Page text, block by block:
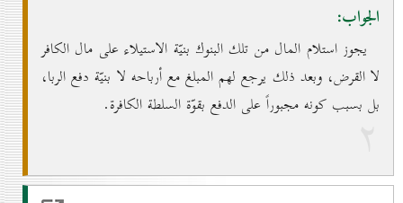
الجواب:
يجوز استلام المال من تلك البنوك بنيّة الاستيلاء على مال الكافر
لا القرض، وبعد ذلك يرجع لهم المبلغ مع أرباحه لا بنيّة دفع الربا،
بل بسبب كونه مجبوراً على الدفع بقوّة السلطة الكافرة.
۲